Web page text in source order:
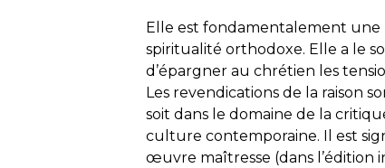
Elle est fondamentalement une
spiritualité orthodoxe. Elle a le
d’épargner au chrétien les
Les revendications de la raison
soit dans le domaine de la
culture contemporaine. Il est
œuvre maîtresse (dans l’édition